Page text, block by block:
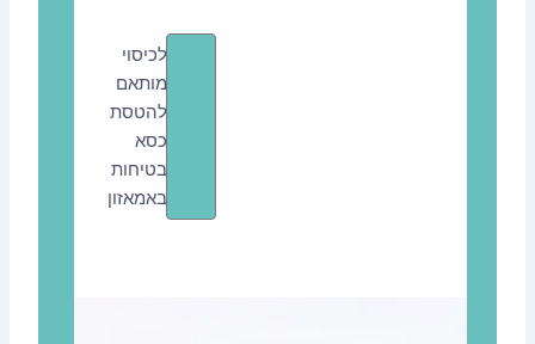
לכיסוי
מותאם
להטסת
כסא
בטיחות
באמאזון